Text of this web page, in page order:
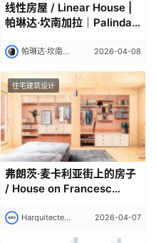
线性房屋 / Linear House |
帕琳达·坎南加拉｜Palinda
帕琳达·坎南加拉｜Palinda Kannangara 2026-04-08
住宅建筑设计
弗朗茨·麦卡利亚街上的房子
/ House on Francesc
HArquitectes
Harquitectes 建筑师事务所｜Harquitectes 2026-04-07